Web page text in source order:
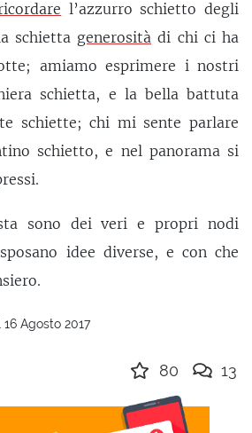
l’azzurro schietto degli
schietta generosità di chi ci ha
amiamo esprimere i nostri
schietta, e la bella battuta
schiette; chi mi sente parlare
schietto, e nel panorama si
sono dei veri e propri nodi
idee diverse, e con che
Agosto 2017
80 13